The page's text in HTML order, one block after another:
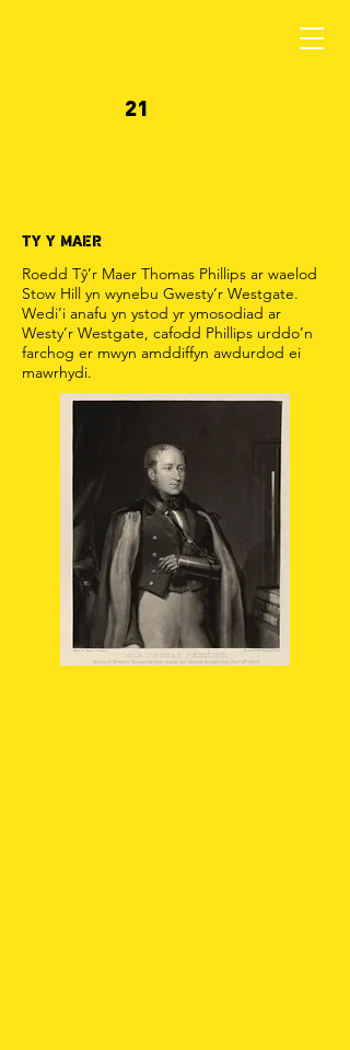
21
TY Y MAER
Roedd Tŷ’r Maer Thomas Phillips ar waelod
Stow Hill yn wynebu Gwesty’r Westgate.
Wedi’i anafu yn ystod yr ymosodiad ar
Westy’r Westgate, cafodd Phillips urddo’n
farchog er mwyn amddiffyn awdurdod ei
mawrhydi.